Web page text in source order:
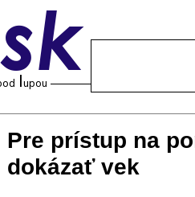
Pre prístup na
dokázať vek